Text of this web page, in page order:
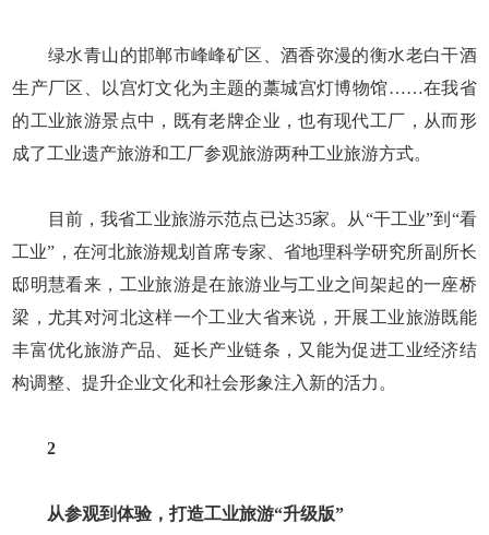
绿水青山的邯郸市峰峰矿区、酒香弥漫的衡水老白干酒
生产厂区、以宫灯文化为主题的藁城宫灯博物馆……在我省
的工业旅游景点中，既有老牌企业，也有现代工厂，从而形
成了工业遗产旅游和工厂参观旅游两种工业旅游方式。
目前，我省工业旅游示范点已达35家。从“干工业”到“看
工业”，在河北旅游规划首席专家、省地理科学研究所副所长
邸明慧看来，工业旅游是在旅游业与工业之间架起的一座桥
梁，尤其对河北这样一个工业大省来说，开展工业旅游既能
丰富优化旅游产品、延长产业链条，又能为促进工业经济结
构调整、提升企业文化和社会形象注入新的活力。
2
从参观到体验，打造工业旅游“升级版”